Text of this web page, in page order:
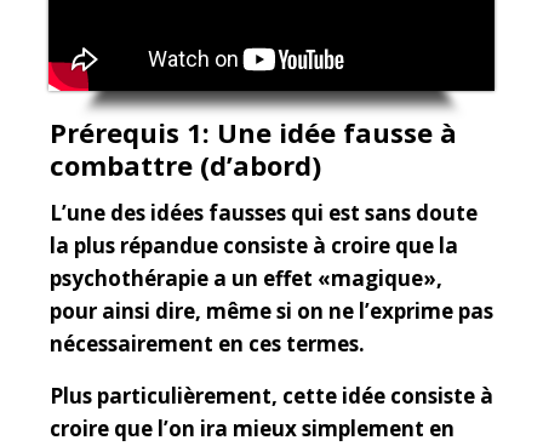
Prérequis 1: Une idée fausse à
combattre (d’abord)
L’une des idées fausses qui est sans doute
la plus répandue consiste à croire que la
psychothérapie a un effet «magique»,
pour ainsi dire, même si on ne l’exprime pas
nécessairement en ces termes.
Plus particulièrement, cette idée consiste à
croire que l’on ira mieux simplement en